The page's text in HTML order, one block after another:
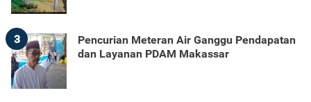
3
Pencurian Meteran Air Ganggu Pendapatan
dan Layanan PDAM Makassar